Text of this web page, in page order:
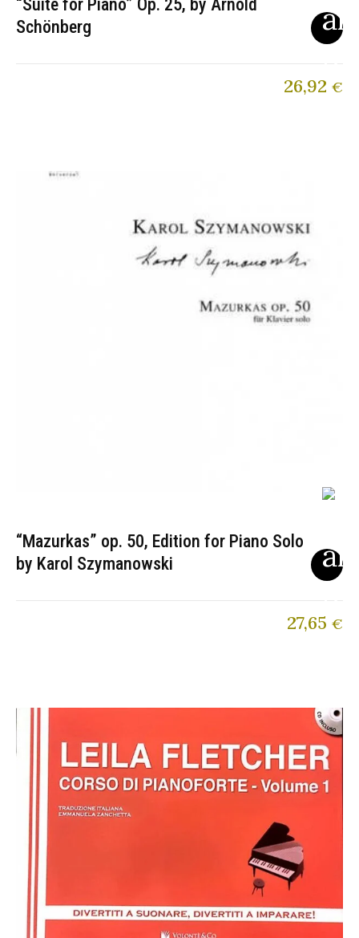
“Suite for Piano” Op. 25, by Arnold
Schönberg
26,92 €
“Mazurkas” op. 50, Edition for Piano Solo
by Karol Szymanowski
27,65 €